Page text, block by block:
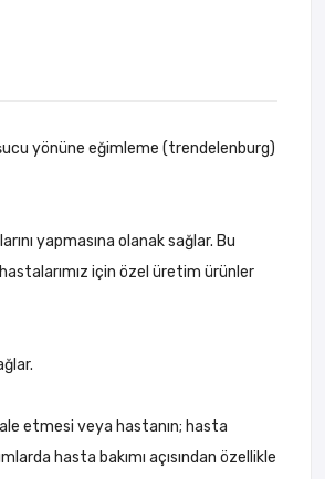
yönüne eğimleme (trendelenburg)
yapmasına olanak sağlar. Bu
için özel üretim ürünler
etmesi veya hastanın; hasta
hasta bakımı açısından özellikle